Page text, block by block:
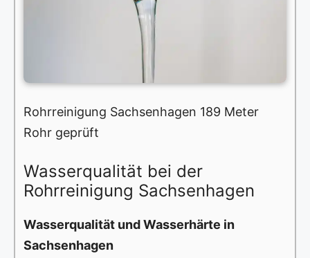
Rohrreinigung Sachsenhagen 189 Meter
Rohr geprüft
Wasserqualität bei der
Rohrreinigung Sachsenhagen
Wasserqualität und Wasserhärte in
Sachsenhagen